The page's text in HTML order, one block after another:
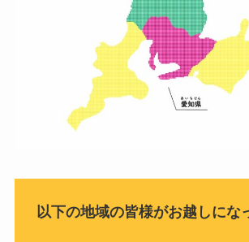
以下の地域の皆様がお越しにな